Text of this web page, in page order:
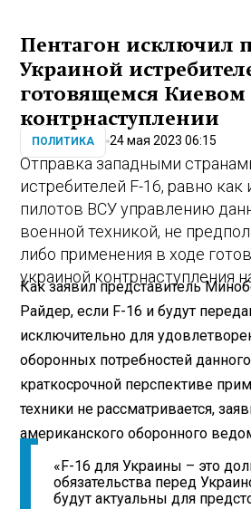
Пентагон исключил
Украиной
готовящемся Киевом
контрнаступлении
ПОЛИТИКА 24 мая 2023 06:15
Отправка западными
истребителей F-16, равно как
пилотов ВСУ управлению
военной техникой, не
либо применения в ходе
украиной контрнаступления
Как заявил представитель
Райдер, если F-16 и будут
исключительно для
оборонных потребностей
краткосрочной перспективе
техники не рассматривается,
американского оборонного
«F-16 для Украины – это
обязательства перед
будут актуальны для